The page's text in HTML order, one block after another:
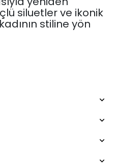
siluetler ve ikonik
stiline yön